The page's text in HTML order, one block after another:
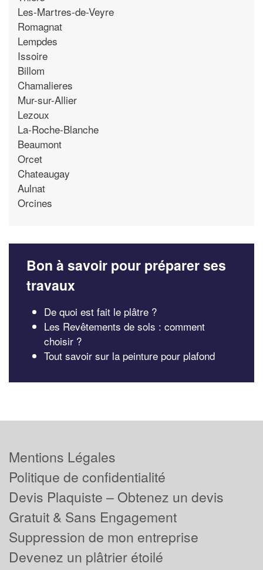
Les-Martres-de-Veyre
Romagnat
Lempdes
Issoire
Billom
Chamalieres
Mur-sur-Allier
Lezoux
La-Roche-Blanche
Beaumont
Orcet
Chateaugay
Aulnat
Orcines
Bon à savoir pour préparer ses
travaux
De quoi est fait le plâtre ?
Les Revêtements de sols : comment
choisir ?
Tout savoir sur la peinture pour plafond
Mentions Légales
Politique de confidentialité
Devis Plaquiste – Obtenez un devis
Gratuit & Sans Engagement
Suppression de mon entreprise
Devenez un plâtrier étoilé